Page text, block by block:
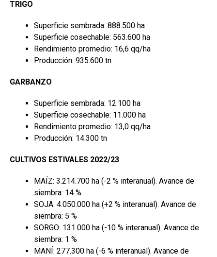
ce
b
o
o
k
s
A
p
p
dI
n
p
ar
tir
TRIGO
Superficie sembrada: 888.500 ha
Superficie cosechable: 563.600 ha
Rendimiento promedio: 16,6 qq/ha
Producción: 935.600 tn
GARBANZO
Superficie sembrada: 12.100 ha
Superficie cosechable: 11.000 ha
Rendimiento promedio: 13,0 qq/ha
Producción: 14.300 tn
CULTIVOS ESTIVALES 2022/23
MAÍZ: 3.214.700 ha (-2 % interanual). Avance de
siembra: 14 %
SOJA: 4.050.000 ha (+2 % interanual). Avance de
siembra: 5 %
SORGO: 131.000 ha (-10 % interanual). Avance de
siembra: 1 %
MANÍ: 277.300 ha (-6 % interanual). Avance de